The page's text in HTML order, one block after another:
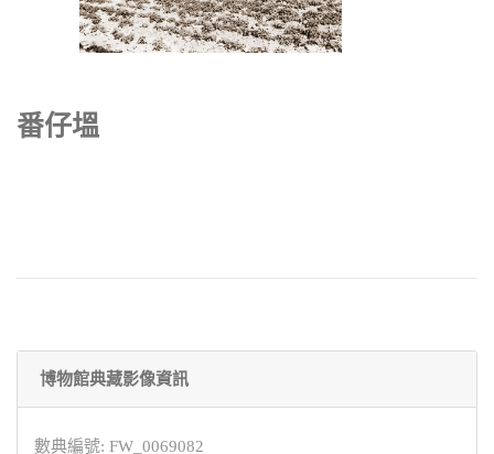
番仔塭
博物館典藏影像資訊
數典編號: FW_0069082